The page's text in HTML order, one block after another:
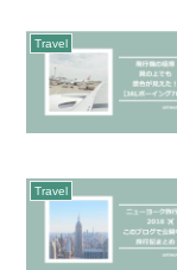
Travel
Travel